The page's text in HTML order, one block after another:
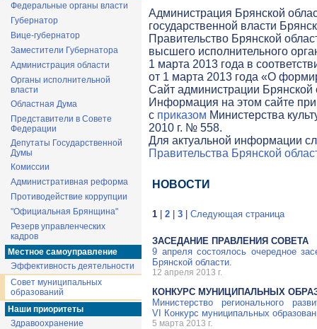
Федеральные органы власти
Губернатор
Вице-губернатор
Заместители Губернатора
Администрация области
Органы исполнительной
власти
Областная Дума
Представители в Совете
Федерации
Депутаты Государственной
Думы
Комиссии
Административная реформа
Противодействие коррупции
"Официальная Брянщина"
Резерв управленческих
кадров
Местное самоуправление
Эффективность деятельности
Совет муниципальных
образований
Наши приоритеты
Здравоохранение
Администрация Брянской
государственной власти
Правительство Брянской
высшего исполнительного
1 марта 2013 года в
от 1 марта 2013 года «О
Cайт администрации Брянской
Информация на этом сайте
с приказом Министерства
2010 г. № 558.
Для актуальной информации
Правительства Брянской
НОВОСТИ
1 2 3 Следующая страница
ЗАСЕДАНИЕ ПРАВЛЕНИЯ СОВЕТА
9 апреля состоялось очередное
Брянской области.
12 апреля 2013 г.
КОНКУРС МУНИЦИПАЛЬНЫХ
Министерство регионального
VI Конкурс муниципальных
5 марта 2013 г.